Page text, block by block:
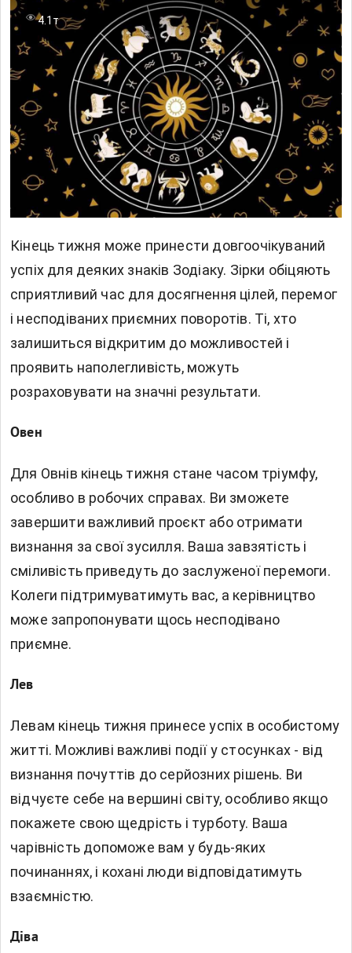
4.1т
Кінець тижня може принести довгоочікуваний
успіх для деяких знаків Зодіаку. Зірки обіцяють
сприятливий час для досягнення цілей, перемог
і несподіваних приємних поворотів. Ті, хто
залишиться відкритим до можливостей і
проявить наполегливість, можуть
розраховувати на значні результати.
Овен
Для Овнів кінець тижня стане часом тріумфу,
особливо в робочих справах. Ви зможете
завершити важливий проєкт або отримати
визнання за свої зусилля. Ваша завзятість і
сміливість приведуть до заслуженої перемоги.
Колеги підтримуватимуть вас, а керівництво
може запропонувати щось несподівано
приємне.
Лев
Левам кінець тижня принесе успіх в особистому
житті. Можливі важливі події у стосунках - від
визнання почуттів до серйозних рішень. Ви
відчуєте себе на вершині світу, особливо якщо
покажете свою щедрість і турботу. Ваша
чарівність допоможе вам у будь-яких
починаннях, і кохані люди відповідатимуть
взаємністю.
Діва